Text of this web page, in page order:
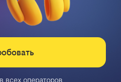
всех операторов